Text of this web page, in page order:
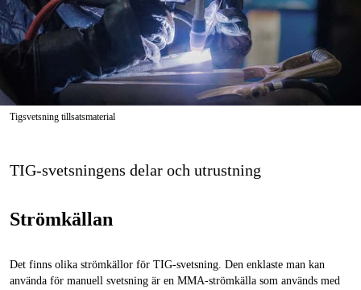
Tigsvetsning tillsatsmaterial
TIG-svetsningens delar och utrustning
Strömkällan
Det finns olika strömkällor för TIG-svetsning. Den enklaste man kan
använda för manuell svetsning är en MMA-strömkälla som används med